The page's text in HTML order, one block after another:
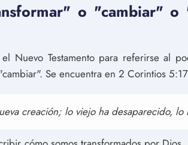
o "cambiar"
Nuevo Testamento para referirse al
Se encuentra en 2 Corintios
creación; lo viejo ha desaparecido, lo